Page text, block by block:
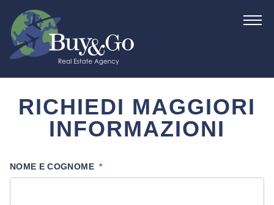
RICHIEDI MAGGIORI
INFORMAZIONI
NOME E COGNOME *